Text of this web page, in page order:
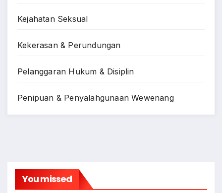
Kejahatan Seksual
Kekerasan & Perundungan
Pelanggaran Hukum & Disiplin
Penipuan & Penyalahgunaan Wewenang
You missed